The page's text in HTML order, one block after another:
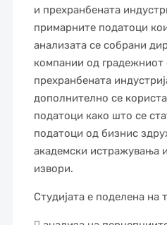
и прехранбената
примарните податоци
анализата се собрани
компании од градежниот
прехранбената
дополнително се
податоци како што се
податоци од бизнис
академски истражувања
извори.
Студијата е поделена на